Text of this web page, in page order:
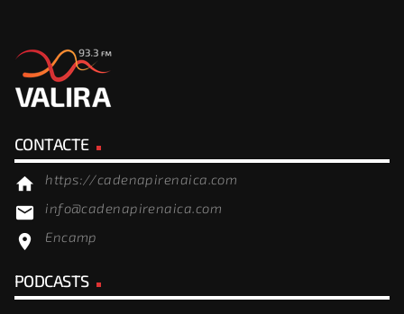
CONTACTE
home https://cadenapirenaica.com
email info@cadenapirenaica.com
location_on Encamp
PODCASTS